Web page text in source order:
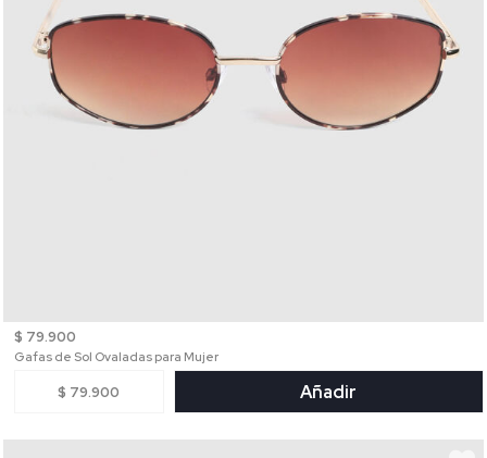
$ 79.900
Gafas de Sol Ovaladas para Mujer
$ 79.900 Añadir